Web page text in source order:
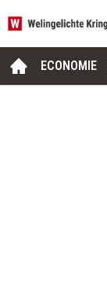
ECONOMIE